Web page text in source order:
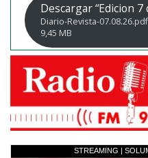
Descargar “Edicion
Diario-Revista-
9,45 MB